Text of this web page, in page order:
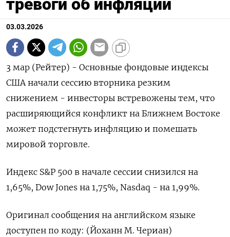
тревоги об инфляции
03.03.2026
3 мар (Рейтер) - Основные фондовые ‌индексы
США начали сессию ​вторника резким ​
снижением - ​инвесторы ⁠встревожены ‌тем, что
расширяющийся ‌конфликт на Ближнем ​Востоке
‌может подстегнуть инфляцию ​и помешать
‌мировой торговле.
Индекс S&P 500 ​в ​начале ‌сессии ​снизился на
1,65%, Dow Jones на 1,75%, Nasdaq - на ​1,99%.
Оригинал ⁠сообщения на ‌английском языке
‌доступен по ​коду: (Йоханн М. ‌Чериан)